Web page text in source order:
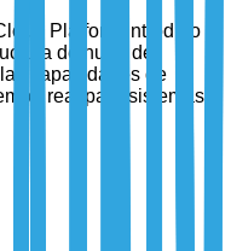
Platform introdujo
de nube de
capacidades de
real para sistemas